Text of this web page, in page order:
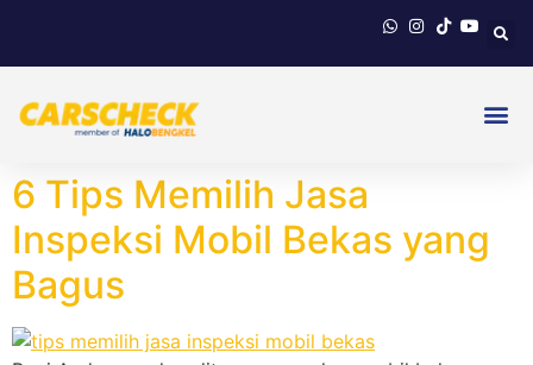
6 Tips Memilih Jasa
Inspeksi Mobil Bekas yang
Bagus